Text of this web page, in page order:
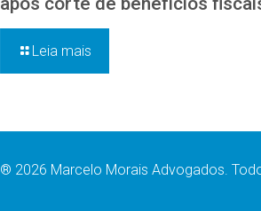
Leia mais
® 2026 Marcelo Morais Advogados.